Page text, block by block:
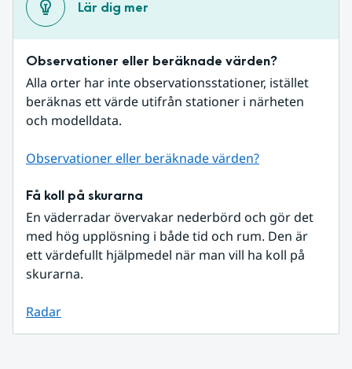
Lär dig mer
Observationer eller beräknade värden?
Alla orter har inte observationsstationer, istället
beräknas ett värde utifrån stationer i närheten
och modelldata.
Observationer eller beräknade värden?
Få koll på skurarna
En väderradar övervakar nederbörd och gör det
med hög upplösning i både tid och rum. Den är
ett värdefullt hjälpmedel när man vill ha koll på
skurarna.
Radar